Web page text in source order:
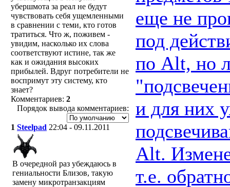
убершмота за реал не будут
чувствовать себя ущемленными
в сравнении с теми, кто готов
тратиться. Что ж, поживем -
увидим, насколько их слова
соответствуют истине, так же
как и ожидания высоких
прибылей. Вдруг потребители не
воспримут эту систему, кто
знает?
Комментариев: 2
Порядок вывода комментариев:
1 Steelpad 22:04 - 09.11.2011
В очередной раз убеждаюсь в
гениальности Близов, такую
замену микротранзакциям
еще не
под
по Alt, но
и для них
Alt.
т.е.